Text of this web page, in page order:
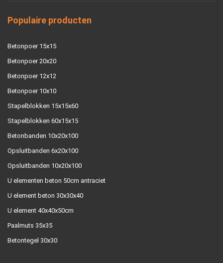
Populaire producten
Betonpoer 15x15
Betonpoer 20x20
Betonpoer 12x12
Betonpoer 10x10
Stapelblokken 15x15x60
Stapelblokken 60x15x15
Betonbanden 10x20x100
Opsluitbanden 6x20x100
Opsluitbanden 10x20x100
U elementen beton 50cm antraciet
U element beton 30x30x40
U element 40x40x50cm
Paalmuts 35x35
Betontegel 30x30